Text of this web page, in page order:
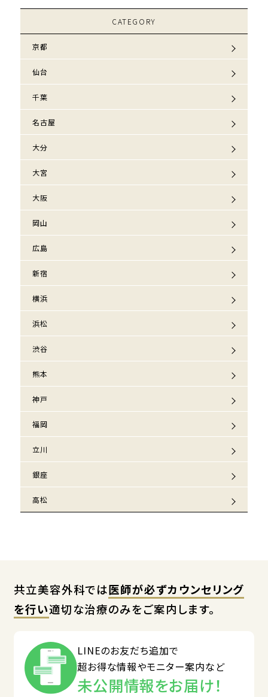
CATEGORY
京都
仙台
千葉
名古屋
大分
大宮
大阪
岡山
広島
新宿
横浜
浜松
渋谷
熊本
神戸
福岡
立川
銀座
高松
共立美容外科では医師が必ずカウンセリング
を行い適切な治療のみをご案内します。
LINEのお友だち追加で
超お得な情報やモニター案内など
未公開情報をお届け！